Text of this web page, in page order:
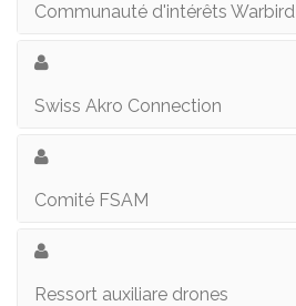
Communauté d'intérêts Warbird
Swiss Akro Connection
Comité FSAM
Ressort auxiliare drones